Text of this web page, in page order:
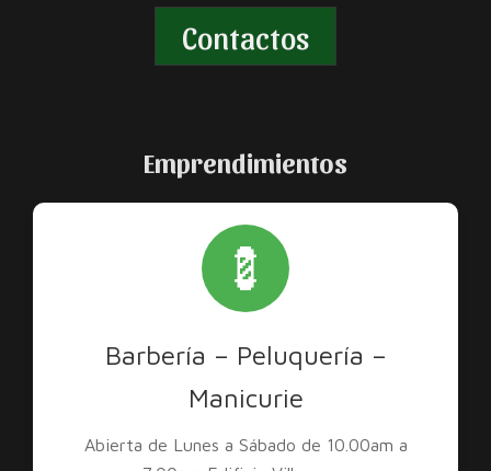
Contactos
Emprendimientos
💈
Barbería – Peluquería –
Manicurie
Abierta de Lunes a Sábado de 10.00am a